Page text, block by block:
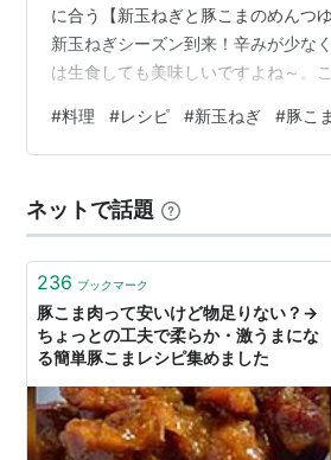
に合う【新玉ねぎと豚こまのめんつ
新玉ねぎシーズン到来！辛みが少な
は生食しても美味しいですよね～。
り置きできるので何かと忙しい春に
になります。 旬の新玉ねぎのみずみ
れる手順にまとめました。 ぜひ作っ
（2人分）｜ ⏱ 調理時間：10分 豚
玉ねぎ … 1個（…
#料理 #レシピ #新玉ねぎ #豚こ
ネットで話題
236 ブックマーク
豚こま肉って安いけど物足りない？→
ちょっとの工夫で柔らか・激うまにな
る簡単豚こまレシピ集めました